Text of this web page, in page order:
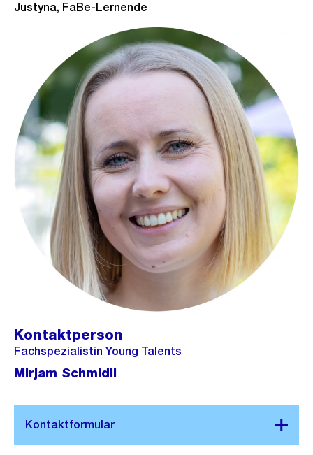
Justyna, FaBe-Lernende
Kontaktperson
Fachspezialistin Young Talents
Mirjam Schmidli